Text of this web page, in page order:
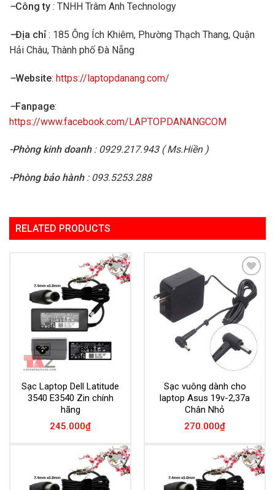
–Công ty : TNHH Trâm Anh Technology
–Địa chỉ : 185 Ông Ích Khiêm, Phường Thạch Thang, Quận
Hải Châu, Thành phố Đà Nẵng
–Website: https://laptopdanang.com/
–Fanpage:
https://www.facebook.com/LAPTOPDANANGCOM
-Phòng kinh doanh: 0929.217.943 ( Ms.Hiền )
-Phòng bảo hành: 093.5253.288
RELATED PRODUCTS
Add to
Wishlist
Sạc Laptop Dell Latitude
3540 E3540 Zin chính
hãng
245.000₫
Add to
Wishlist
Sạc vuông dành cho
laptop Asus 19v-2,37a
Chân Nhỏ
270.000₫
Add to
Wishlist
Add to
Wishlist